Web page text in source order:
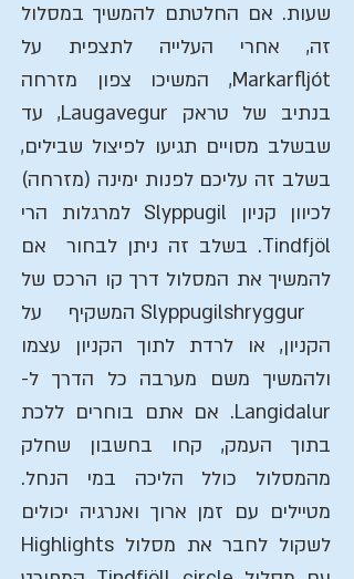
שעות. אם החלטתם להמשיך במסלול
זה, אחרי העלייה לתצפית על
Markarfljót, המשיכו צפון מזרחה
בנתיב של טראק Laugavegur, עד
שבשלב מסויים תגיעו לפיצול שבילים,
בשלב זה עליכם לפנות ימינה (מזרחה)
לכיוון קניון Slyppugil למרגלות הרי
Tindfjöl. בשלב זה ניתן לבחור אם
להמשיך את המסלול דרך קו הרכס של
Slyppugilshryggur המשקיף על
הקניון, או לרדת לתוך הקניון עצמו
ולהמשיך משם מערבה כל הדרך ל-
Langidalur. אם אתם בוחרים ללכת
בתוך העמק, קחו בחשבון שחלק
מהמסלול כולל הליכה במי הנחל.
מטיילים עם זמן ארוך ואנרגיה יכולים
לשקול לחבר את מסלול Highlights